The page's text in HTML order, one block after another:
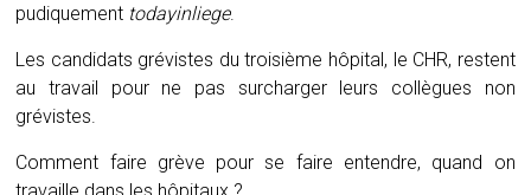
pudiquement todayinliege.
Les candidats grévistes du troisième hôpital, le CHR, restent
au travail pour ne pas surcharger leurs collègues non
grévistes.
Comment faire grève pour se faire entendre, quand on